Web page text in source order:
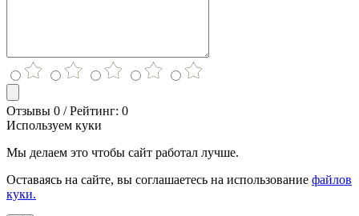
Отзывы 0 / Рейтинг: 0
Используем куки
Мы делаем это чтобы сайт работал лучше.
Оставаясь на сайте, вы соглашаетесь на использование файлов
куки.